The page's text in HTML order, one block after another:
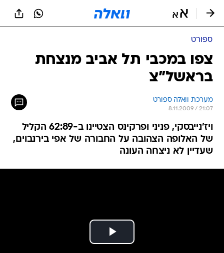
ספורט
צפו במכבי תל אביב מנצחת
בראשל"צ
מערכת וואלה ספורט
8.11.2009 / 21:07
ויז'נייבסקי, פניני ופרקינס הצטיינו ב-62:89 הקליל
של האלופה הצהובה על החבורה של אפי בירנבוים,
שעדיין לא ניצחה העונה